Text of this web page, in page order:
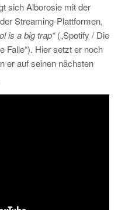
sich Alborosie mit der
Streaming-Plattformen,
is a big trap“(„Spotify / Die
Falle“). Hier setzt er noch
er auf seinen nächsten